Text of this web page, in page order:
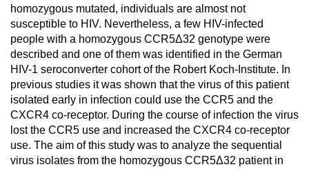
homozygous mutated, individuals are almost not
susceptible to HIV. Nevertheless, a few HIV-infected
people with a homozygous CCR5Δ32 genotype were
described and one of them was identified in the German
HIV-1 seroconverter cohort of the Robert Koch-Institute. In
previous studies it was shown that the virus of this patient
isolated early in infection could use the CCR5 and the
CXCR4 co-receptor. During the course of infection the virus
lost the CCR5 use and increased the CXCR4 co-receptor
use. The aim of this study was to analyze the sequential
virus isolates from the homozygous CCR5Δ32 patient in